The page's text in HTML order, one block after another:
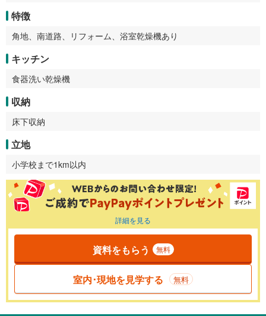
特徴
角地、南道路、リフォーム、浴室乾燥機あり
キッチン
食器洗い乾燥機
収納
床下収納
立地
小学校まで1km以内
詳細を見る
資料をもらう 無料
室内･現地を見学する 無料